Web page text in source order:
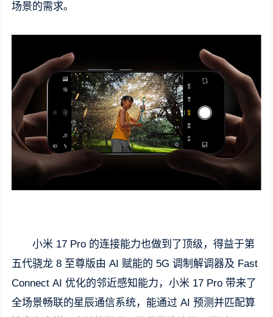
场景的需求。
小米 17 Pro 的连接能力也做到了顶级，得益于第
五代骁龙 8 至尊版由 AI 赋能的 5G 调制解调器及 Fast
Connect AI 优化的邻近感知能力，小米 17 Pro 带来了
全场景畅联的星辰通信系统，能通过 AI 预测并匹配算